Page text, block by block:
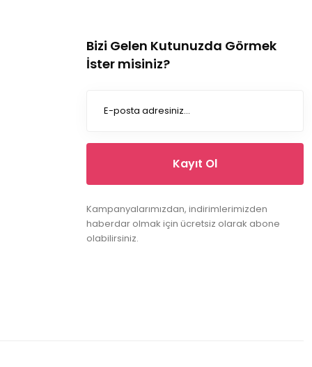
Bizi Gelen Kutunuzda Görmek
İster misiniz?
Kayıt Ol
Kampanyalarımızdan, indirimlerimizden
haberdar olmak için ücretsiz olarak abone
olabilirsiniz.